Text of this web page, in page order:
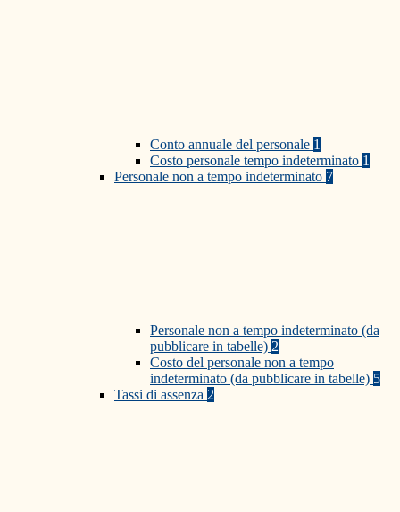
Conto annuale del personale 1
Costo personale tempo indeterminato 1
Personale non a tempo indeterminato 7
Personale non a tempo indeterminato (da
pubblicare in tabelle) 2
Costo del personale non a tempo
indeterminato (da pubblicare in tabelle) 5
Tassi di assenza 2